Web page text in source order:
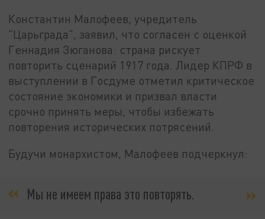
Константин Малофеев, учредитель
"Царьграда", заявил, что согласен с оценкой
Геннадия Зюганова: страна рискует
повторить сценарий 1917 года. Лидер КПРФ в
выступлении в Госдуме отметил критическое
состояние экономики и призвал власти
срочно принять меры, чтобы избежать
повторения исторических потрясений.
Будучи монархистом, Малофеев подчеркнул:
Мы не имеем права это повторять.